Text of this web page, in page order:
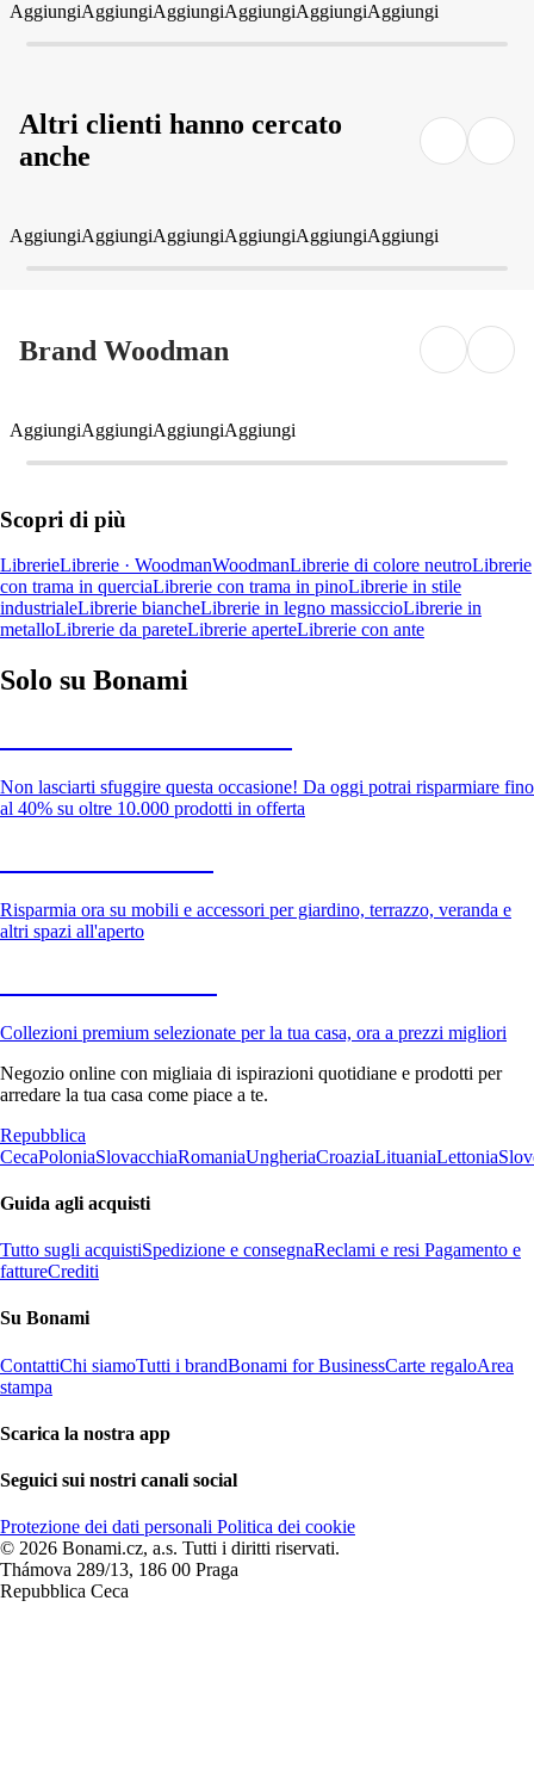
AggiungiAggiungiAggiungiAggiungiAggiungiAggiungi
Altri clienti hanno cercato
anche
AggiungiAggiungiAggiungiAggiungiAggiungiAggiungi
Brand Woodman
AggiungiAggiungiAggiungiAggiungi
Scopri di più
LibrerieLibrerie · WoodmanWoodmanLibrerie di colore neutroLibrerie
con trama in querciaLibrerie con trama in pinoLibrerie in stile
industrialeLibrerie biancheLibrerie in legno massiccioLibrerie in
metalloLibrerie da pareteLibrerie aperteLibrerie con ante
Solo su Bonami
Non lasciarti sfuggire questa occasione! Da oggi potrai risparmiare fino
al 40% su oltre 10.000 prodotti in offerta
Risparmia ora su mobili e accessori per giardino, terrazzo, veranda e
altri spazi all'aperto
Collezioni premium selezionate per la tua casa, ora a prezzi migliori
Negozio online con migliaia di ispirazioni quotidiane e prodotti per
arredare la tua casa come piace a te.
Repubblica
CecaPoloniaSlovacchiaRomaniaUngheriaCroaziaLituaniaLettonia
Guida agli acquisti
Tutto sugli acquistiSpedizione e consegnaReclami e resi Pagamento e
fattureCrediti
Su Bonami
ContattiChi siamoTutti i brandBonami for BusinessCarte regaloArea
stampa
Scarica la nostra app
Seguici sui nostri canali social
Protezione dei dati personali Politica dei cookie
© 2026 Bonami.cz, a.s. Tutti i diritti riservati.
Thámova 289/13, 186 00 Praga
Repubblica Ceca